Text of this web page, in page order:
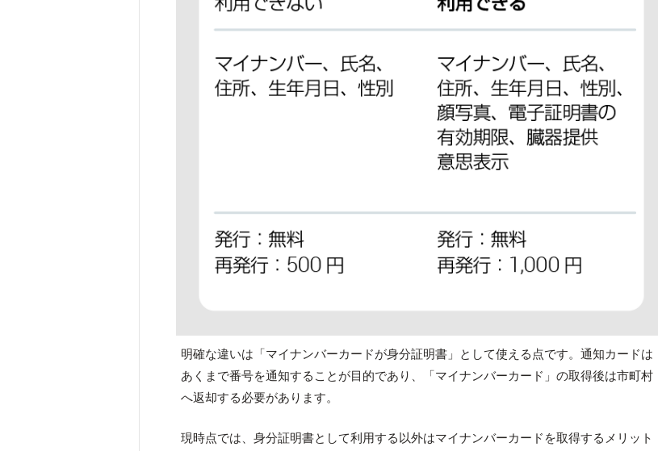
明確な違いは「マイナンバーカードが身分証明書」として使える点です。通知カードは
あくまで番号を通知することが目的であり、「マイナンバーカード」の取得後は市町村
へ返却する必要があります。
現時点では、身分証明書として利用する以外はマイナンバーカードを取得するメリット